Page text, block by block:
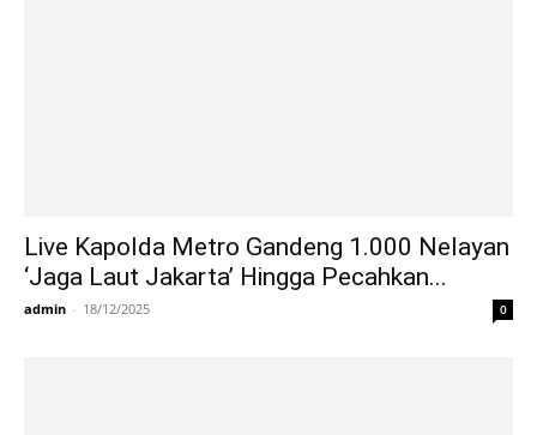
Live Kapolda Metro Gandeng 1.000 Nelayan
‘Jaga Laut Jakarta’ Hingga Pecahkan...
admin - 18/12/2025 0